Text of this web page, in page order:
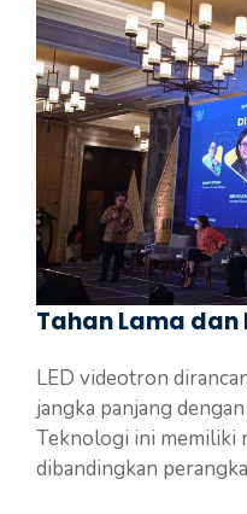
Tahan Lama dan
LED videotron
jangka panjang
Teknologi ini memiliki
dibandingkan